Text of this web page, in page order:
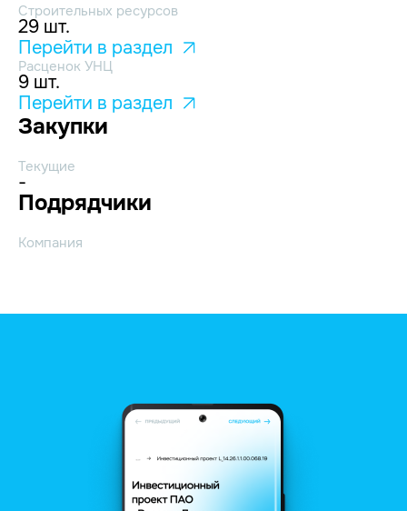
Строительных ресурсов
29 шт.
Перейти в раздел
Расценок УНЦ
9 шт.
Перейти в раздел
Закупки
Текущие
-
Подрядчики
Компания